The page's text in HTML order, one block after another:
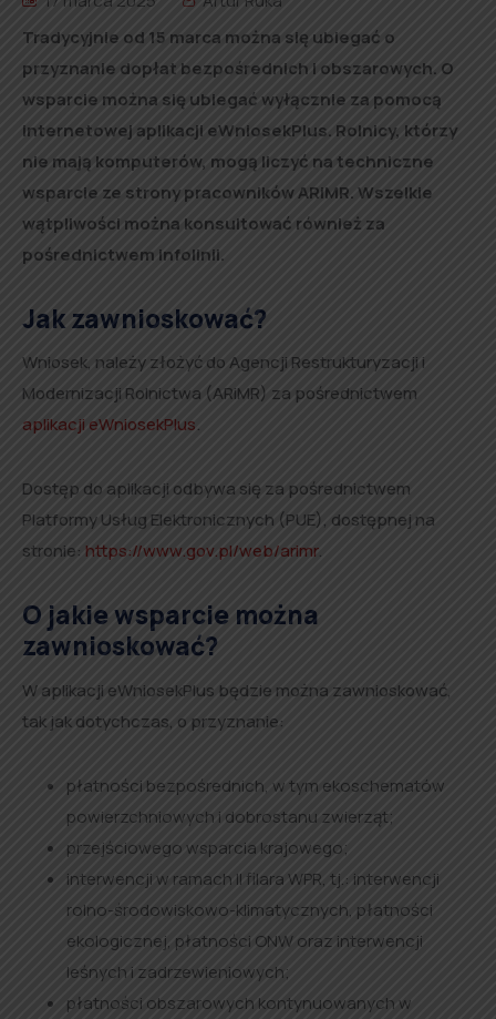
Tradycyjnie od 15 marca można się ubiegać o
przyznanie dopłat bezpośrednich i obszarowych. O
wsparcie można się ubiegać wyłącznie za pomocą
internetowej aplikacji eWniosekPlus. Rolnicy, którzy
nie mają komputerów, mogą liczyć na techniczne
wsparcie ze strony pracowników ARiMR. Wszelkie
wątpliwości można konsultować również za
pośrednictwem infolinii.
Jak zawnioskować?
Wniosek, należy złożyć do Agencji Restrukturyzacji i
Modernizacji Rolnictwa (ARiMR) za pośrednictwem
aplikacji eWniosekPlus.
Dostęp do aplikacji odbywa się za pośrednictwem
Platformy Usług Elektronicznych (PUE), dostępnej na
stronie: https://www.gov.pl/web/arimr.
O jakie wsparcie można
zawnioskować?
W aplikacji eWniosekPlus będzie można zawnioskować,
tak jak dotychczas, o przyznanie:
płatności bezpośrednich, w tym ekoschematów
powierzchniowych i dobrostanu zwierząt;
przejściowego wsparcia krajowego;
interwencji w ramach II filara WPR, tj.: interwencji
rolno-środowiskowo-klimatycznych, płatności
ekologicznej, płatności ONW oraz interwencji
leśnych i zadrzewieniowych;
płatności obszarowych kontynuowanych w